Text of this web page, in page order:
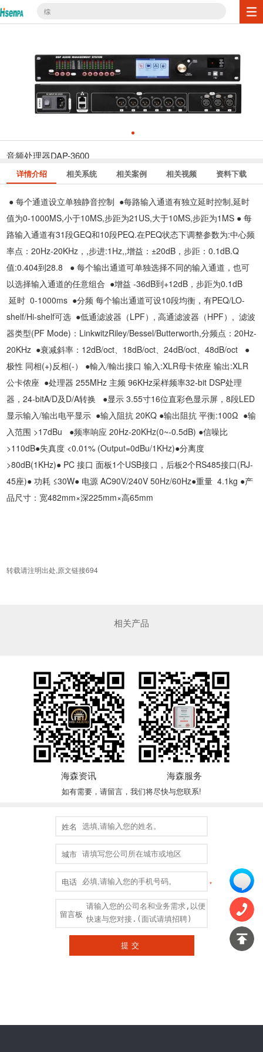
综
音频处理器DAP-3600
详情介绍 相关系统 相关案例 相关视频 资料下载
● 每个通道设立单独静音控制 ●每路输入通道有独立延时控制,延时
值为0-1000MS,小于10MS,步距为21US,大于10MS,步距为1MS ● 每
路输入通道有31段GEQ和10段PEQ.在PEQ状态下调整参数为:中心频
率点：20Hz-20KHz，,步进:1Hz,,增益：±20dB，步距：0.1dB.Q
值:0.404到28.8 ● 每个输出通道可单独选择不同的输入通道，也可
以选择输入通道的任意组合 ●增益 -36dB到+12dB，步距为0.1dB
延时 0-1000ms ●分频 每个输出通道可设10段均衡，有PEQ/LO-
shelf/Hi-shelf可选 ●低通滤波器（LPF）, 高通滤波器（HPF）, 滤波
器类型(PF Mode)：LinkwitzRiley/Bessel/Butterworth,分频点：20Hz-
20KHz ●衰减斜率：12dB/oct、18dB/oct、24dB/oct、48dB/oct ●
极性 同相(+)反相(-） ●輸入/輸出接口 输入:XLR母卡侬座 输出:XLR
公卡侬座 ●处理器 255MHz 主频 96KHz采样频率32-bit DSP处理
器，24-bitA/D及D/A转换 ●显示 3.55寸16位直彩色显示屏，8段LED
显示输入/输出电平显示 ●输入阻抗 20KQ ●输出阻抗 平衡:100Ω ●输
入范围 >17dBu ●频率响应 20Hz-20KHz(0~-0.5dB) ●信噪比
>110dB●失真度 <0.01% (Output=0dBu/1KHz)●分离度
>80dB(1KHz)● PC 接口 面板1个USB接口，后板2个RS485接口(RJ-
45座)● 功耗 ≤30W● 电源 AC90V/240V 50Hz/60Hz●重量 4.1kg ●产
品尺寸：宽482mm×深225mm×高65mm
转载请注明出处,原文链接694
相关产品
海森资讯 海森服务
如有需要，请留言，我们将尽快与您联系!